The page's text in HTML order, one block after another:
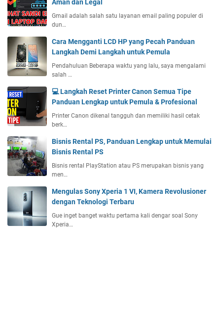
Aman dan Legal
Gmail adalah salah satu layanan email paling populer di
dun…
Cara Mengganti LCD HP yang Pecah Panduan
Langkah Demi Langkah untuk Pemula
Pendahuluan Beberapa waktu yang lalu, saya mengalami
salah …
💻 Langkah Reset Printer Canon Semua Tipe
Panduan Lengkap untuk Pemula & Profesional
Printer Canon dikenal tangguh dan memiliki hasil cetak
berk…
Bisnis Rental PS, Panduan Lengkap untuk Memulai
Bisnis Rental PS
Bisnis rental PlayStation atau PS merupakan bisnis yang
men…
Mengulas Sony Xperia 1 VI, Kamera Revolusioner
dengan Teknologi Terbaru
Gue inget banget waktu pertama kali dengar soal Sony
Xperia…